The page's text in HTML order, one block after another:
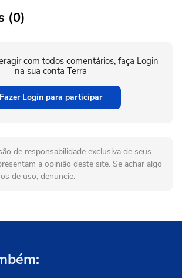
(0)
com todos comentários, faça Login
na sua conta Terra
Fazer Login para participar
de responsabilidade exclusiva de seus
a opinião deste site. Se achar algo
de uso, denuncie.